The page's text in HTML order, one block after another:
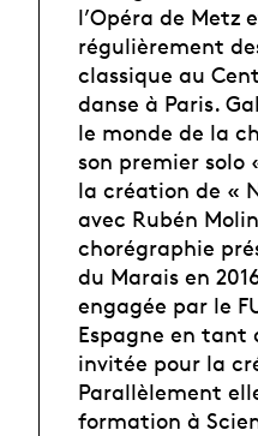
l’Opéra de Metz
régulièrement
classique au
danse à Paris.
le monde de la
son premier solo
la création de «
avec Rubén
chorégraphie
du Marais en
engagée par le
Espagne en tant
invitée pour la
Parallèlement
formation à